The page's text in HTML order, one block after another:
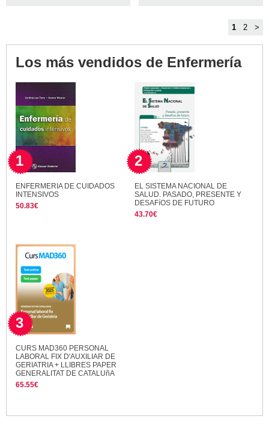
1 2 >
Los más vendidos de Enfermería
1
ENFERMERIA DE CUIDADOS
INTENSIVOS
50.83€
2
EL SISTEMA NACIONAL DE
SALUD. PASADO, PRESENTE Y
DESAFíOS DE FUTURO
43.70€
3
CURS MAD360 PERSONAL
LABORAL FIX D'AUXILIAR DE
GERIATRIA + LLIBRES PAPER
GENERALITAT DE CATALUñA
65.55€